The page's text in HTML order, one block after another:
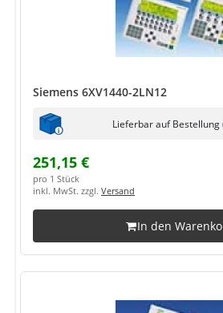
Siemens 6XV1440-2LN12
Lieferbar auf
251,15 €
pro 1 Stück
inkl. MwSt. zzgl. Versand
In den